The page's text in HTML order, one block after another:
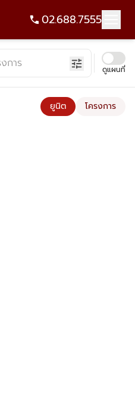
02.688.7555
งาน ทั้งขายและเช่า - Plus
การ tune ดูแผนที่
ยูนิต โครงการ